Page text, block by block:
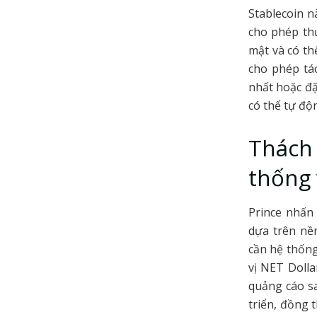
Stablecoin
cho phép
mật và có
cho phép
nhất hoặc
có thể tự
thống
Prince
dựa trên
cần hệ
vị NET
quảng cáo
triển, đồng